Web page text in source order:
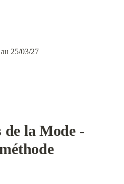
25/03/27
la Mode -